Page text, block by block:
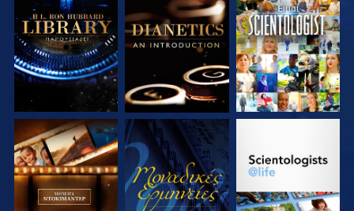
ΕΞΕΡΕΥΝΗΣΤΕ ΤΗ
ΣΕΙΡΑ
ΕΞΕΡΕΥΝΗΣΤΕ ΤΗ
ΣΕΙΡΑ
ΠΑΡΑΚΟΛΟΥΘΗΣΤΕ
ΕΞΕΡΕΥΝΗΣΤΕ ΤΗ
ΣΕΙΡΑ
ΠΑΡΑΚΟΛΟΥΘΗΣΤΕ
ΕΞΕΡΕΥΝΗΣΤΕ ΤΗ